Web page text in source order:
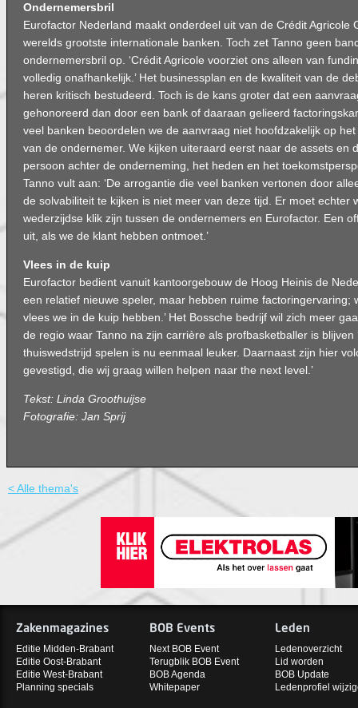
Ondernemersbril
Eurofactor Nederland maakt onderdeel uit van de Crédit Agricole
werelds grootste internationale banken. Toch zet Tanno geen
ondernemersbril op. ‘Crédit Agricole voorziet ons alleen van
volledig onafhankelijk.’ Het businessplan en de kwaliteit van de
heren kritisch bestudeerd. Toch is de kans groter dat een
gehonoreerd dan door een bank of daaraan gelieerd
veel banken beoordelen we de aanvraag niet hoofdzakelijk op
van de ondernemer. We kijken uiteraard eerst naar de assets en
persoon achter de onderneming, het heden en het
Tanno vult aan: ‘De arrogantie die veel banken vertonen door
de solvabiliteit te kijken is niet meer van deze tijd. Er moet echter
wederzijdse klik zijn tussen de ondernemers en Eurofactor. Een
uit, als we de klant hebben ontmoet.’
Vlees in de kuip
Eurofactor bedient vanuit kantoorgebouw de Hoog Heinis de
een relatief nieuwe speler, maar hebben ruime factoringervaring;
vlees we in de kuip hebben.’ Het Bossche bedrijf wil zich meer
de regio waar Tanno na zijn carrière als profbasketballer is blijven
thuiswedstrijd spelen is nu eenmaal leuker. Daarnaast zijn hier
gevestigd, die wij graag willen helpen naar the next level.’
Tekst: Linda Groothuijse
Fotografie: Jan Sprij
< Alle thema's
Zakenmagazines
Editie Midden-Brabant
Editie Oost-Brabant
Editie West-Brabant
Planning specials
BOB Events
Next BOB Event
Terugblik BOB Event
BOB Agenda
Whitepaper
Leden
Ledenoverzicht
Lid worden
BOB Update
Ledenprofiel